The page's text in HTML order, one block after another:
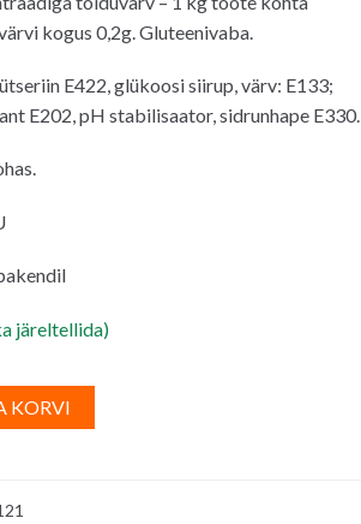
kogus 0,2g. Gluteenivaba.
E422, glükoosi siirup, värv: E133;
E202, pH stabilisaator, sidrunhape E330.
järeltellida)
KORVI
l